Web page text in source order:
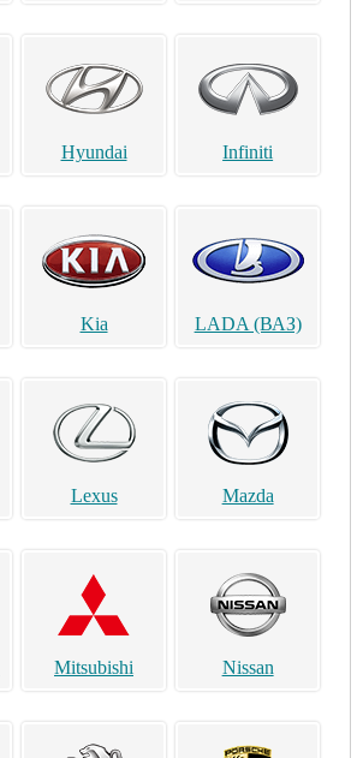
Hyundai Infiniti
Kia LADA (ВАЗ)
Lexus Mazda
Mitsubishi Nissan